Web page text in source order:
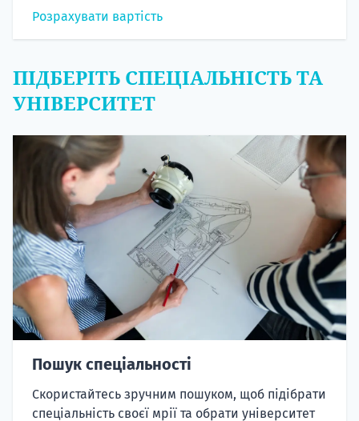
Розрахувати вартість
ПІДБЕРІТЬ СПЕЦІАЛЬНІСТЬ ТА
УНІВЕРСИТЕТ
Пошук спеціальності
Скористайтесь зручним пошуком, щоб підібрати
спеціальність своєї мрії та обрати університет